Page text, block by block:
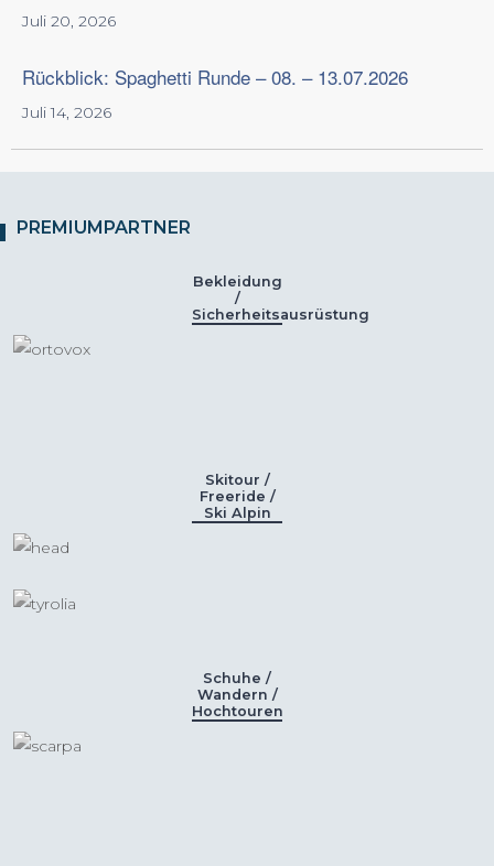
Juli 20, 2026
Rückblick: Spaghetti Runde – 08. – 13.07.2026
Juli 14, 2026
PREMIUMPARTNER
Bekleidung
/
Sicherheitsausrüstung
Skitour /
Freeride /
Ski Alpin
Schuhe /
Wandern /
Hochtouren